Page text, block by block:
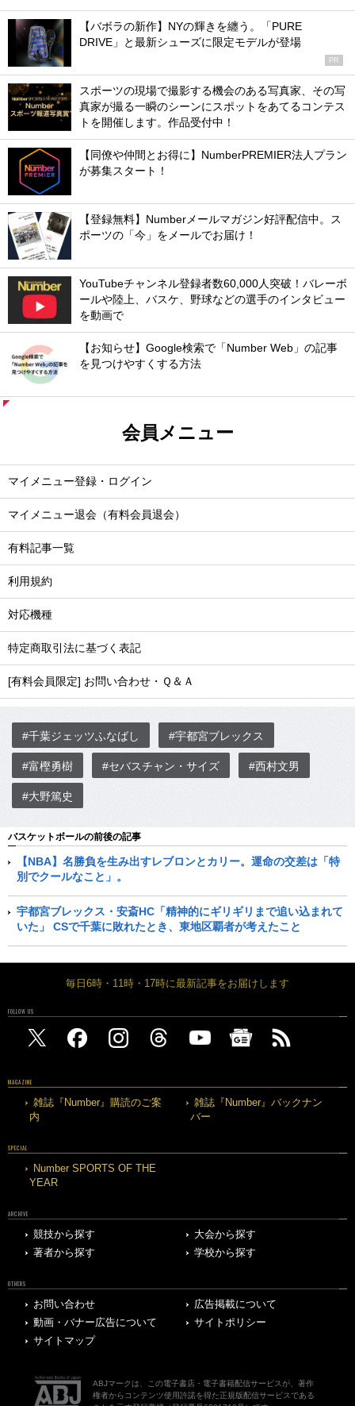
【バボラの新作】NYの輝きを纏う。「PURE
DRIVE」と最新シューズに限定モデルが登場
PR
スポーツの現場で撮影する機会のある写真家、その写
真家が撮る一瞬のシーンにスポットをあてるコンテス
トを開催します。作品受付中！
【同僚や仲間とお得に】NumberPREMIER法人プラン
が募集スタート！
【登録無料】Numberメールマガジン好評配信中。ス
ポーツの「今」をメールでお届け！
YouTubeチャンネル登録者数60,000人突破！バレーボ
ールや陸上、バスケ、野球などの選手のインタビュー
を動画で
【お知らせ】Google検索で「Number Web」の記事
を見つけやすくする方法
会員メニュー
マイメニュー登録・ログイン
マイメニュー退会（有料会員退会）
有料記事一覧
利用規約
対応機種
特定商取引法に基づく表記
[有料会員限定] お問い合わせ・Ｑ＆Ａ
#千葉ジェッツふなばし #宇都宮ブレックス
#富樫勇樹 #セバスチャン・サイズ #西村文男
#大野篤史
バスケットボールの前後の記事
【NBA】名勝負を生み出すレブロンとカリー。運命の交差は「特
別でクールなこと」。
宇都宮ブレックス・安斎HC「精神的にギリギリまで追い込まれて
いた」 CSで千葉に敗れたとき、東地区覇者が考えたこと
毎日6時・11時・17時に最新記事をお届けします
FOLLOW US
MAGAZINE
雑誌『Number』購読のご案
内
雑誌『Number』バックナン
バー
SPECIAL
Number SPORTS OF THE
YEAR
ARCHIVE
競技から探す
大会から探す
著者から探す
学校から探す
OTHERS
お問い合わせ
広告掲載について
動画・バナー広告について
サイトポリシー
サイトマップ
ABJマークは、この電子書店・電子書籍配信サービスが、著作
権者からコンテンツ使用許諾を得た正規版配信サービスである